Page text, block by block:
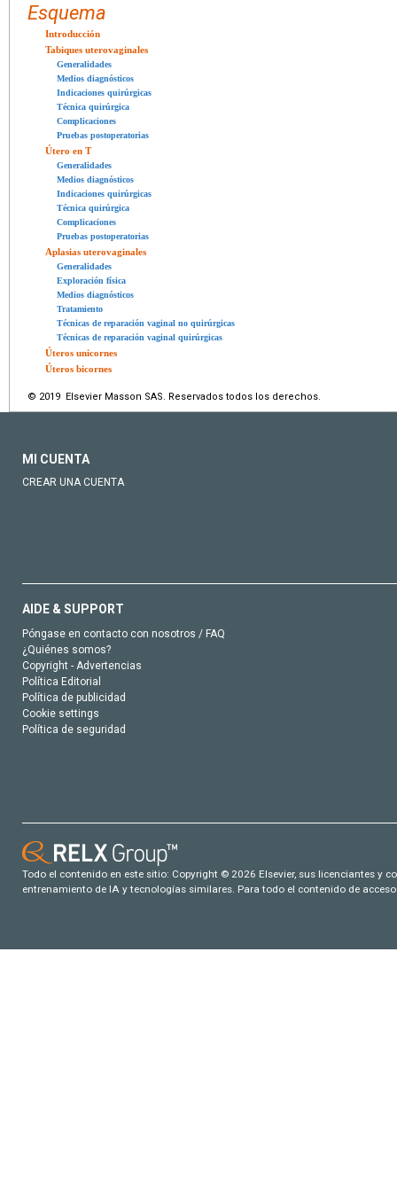
Esquema
Introducción
Tabiques uterovaginales
Generalidades
Medios diagnósticos
Indicaciones quirúrgicas
Técnica quirúrgica
Complicaciones
Pruebas postoperatorias
Útero en T
Generalidades
Medios diagnósticos
Indicaciones quirúrgicas
Técnica quirúrgica
Complicaciones
Pruebas postoperatorias
Aplasias uterovaginales
Generalidades
Exploración física
Medios diagnósticos
Tratamiento
Técnicas de reparación vaginal no quirúrgicas
Técnicas de reparación vaginal quirúrgicas
Úteros unicornes
Úteros bicornes
© 2019 Elsevier Masson SAS. Reservados todos los derechos.
MI CUENTA
CREAR UNA CUENTA
AIDE & SUPPORT
Póngase en contacto con nosotros / FAQ
¿Quiénes somos?
Copyright - Advertencias
Política Editorial
Política de publicidad
Cookie settings
Política de seguridad
Todo el contenido en este sitio: Copyright © 2026 Elsevier, sus licenciantes y
entrenamiento de IA y tecnologías similares. Para todo el contenido de